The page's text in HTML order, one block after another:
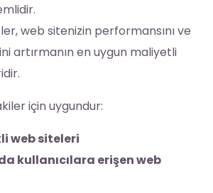
web sitenizin performansını ve
artırmanın en uygun maliyetli
için uygundur:
web siteleri
kullanıcılara erişen web